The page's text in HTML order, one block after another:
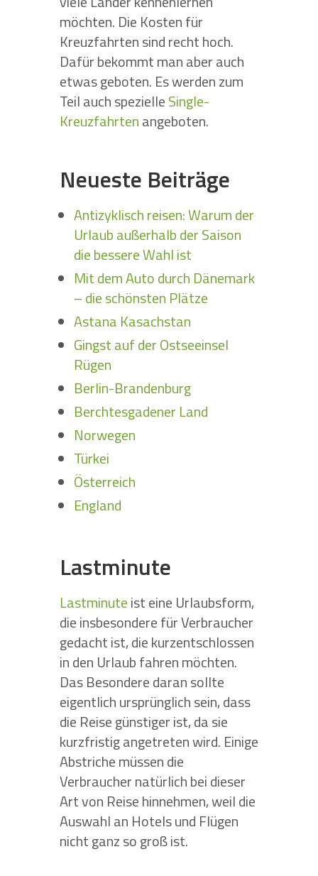
möchten. Die Kosten für
Kreuzfahrten sind recht hoch.
Dafür bekommt man aber auch
etwas geboten. Es werden zum
Teil auch spezielleSingle-
Kreuzfahrtenangeboten.
Neueste Beiträge
Antizyklisch reisen: Warum der
Urlaub außerhalb der Saison
die bessere Wahl ist
Mit dem Auto durch Dänemark
– die schönsten Plätze
Astana Kasachstan
Gingst auf der Ostseeinsel
Rügen
Berlin-Brandenburg
Berchtesgadener Land
Norwegen
Türkei
Österreich
England
Lastminute
Lastminuteist eine Urlaubsform,
die insbesondere für Verbraucher
gedacht ist, die kurzentschlossen
in den Urlaub fahren möchten.
Das Besondere daran sollte
eigentlich ursprünglich sein, dass
die Reise günstiger ist, da sie
kurzfristig angetreten wird. Einige
Abstriche müssen die
Verbraucher natürlich bei dieser
Art von Reise hinnehmen, weil die
Auswahl an Hotels und Flügen
nicht ganz so groß ist.